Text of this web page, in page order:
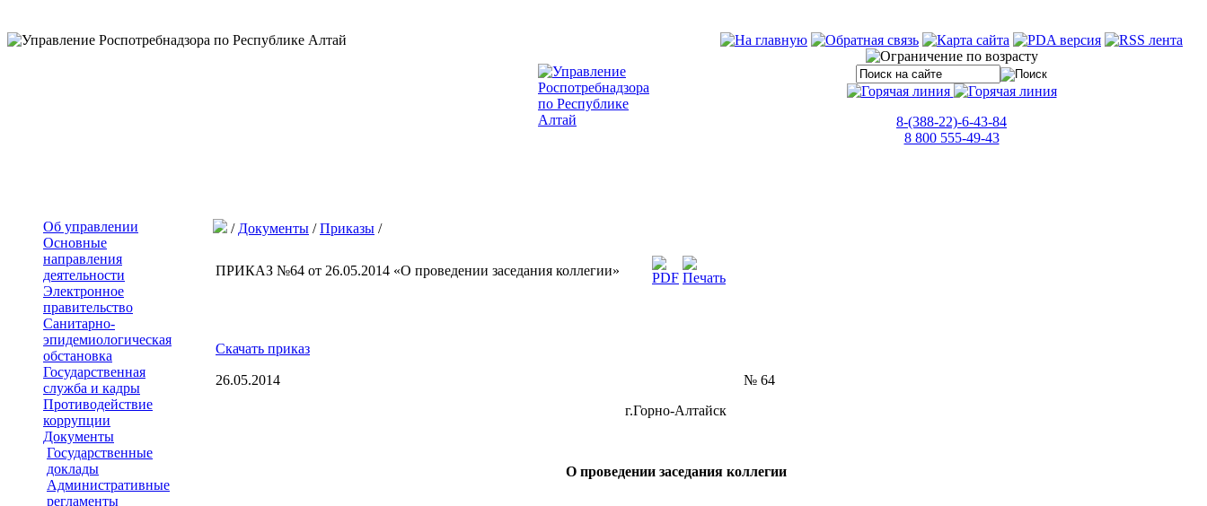
8-(388-22)-6-43-84
8 800 555-49-43
Об управлении
Основные
направления
деятельности
Электронное
правительство
Санитарно-
эпидемиологическая
обстановка
Государственная
служба и кадры
Противодействие
коррупции
Документы
Государственные
доклады
Административные
регламенты
/ Документы /Приказы /
ПРИКАЗ №64 от 26.05.2014 «О проведении заседания коллегии»
Скачать приказ
26.05.2014 № 64
г.Горно-Алтайск
О проведении заседания коллегии